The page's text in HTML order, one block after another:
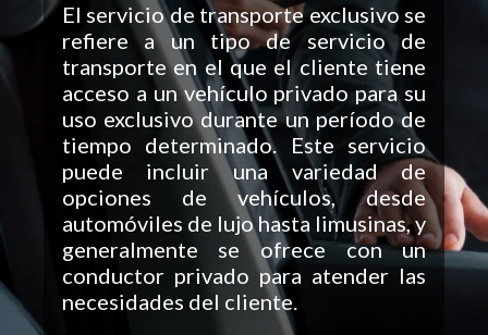
El servicio de transporte exclusivo se
refiere a un tipo de servicio de
transporte en el que el cliente tiene
acceso a un vehículo privado para su
uso exclusivo durante un período de
tiempo determinado. Este servicio
puede incluir una variedad de
opciones de vehículos, desde
automóviles de lujo hasta limusinas, y
generalmente se ofrece con un
conductor privado para atender las
necesidades del cliente.